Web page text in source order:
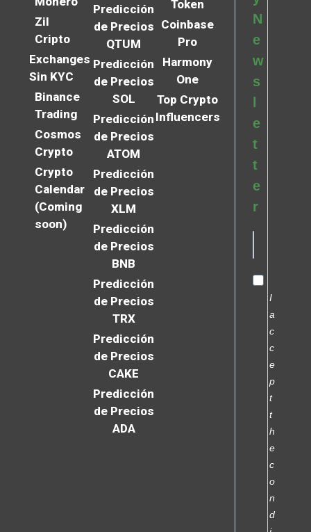
Zil
Cripto
Exchanges
Sin KYC
Binance
Trading
Cosmos
Crypto
Crypto
Calendar
(Coming
soon)
Predicción
de Precios
QTUM
Predicción
de Precios
SOL
Predicción
de Precios
ATOM
Predicción
de Precios
XLM
Predicción
de Precios
BNB
Predicción
de Precios
TRX
Predicción
de Precios
CAKE
Predicción
de Precios
ADA
Token
Coinbase
Pro
Harmony
One
Top Crypto
Influencers
N
e
w
s
e
t
t
e
r
I
a
c
c
e
p
t
t
h
e
c
o
n
d